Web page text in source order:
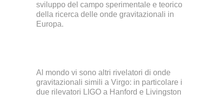
sviluppo del campo sperimentale e teorico
della ricerca delle onde gravitazionali in
Europa.
Al mondo vi sono altri rivelatori di onde
gravitazionali simili a Virgo: in particolare i
due rilevatori LIGO a Hanford e Livingston